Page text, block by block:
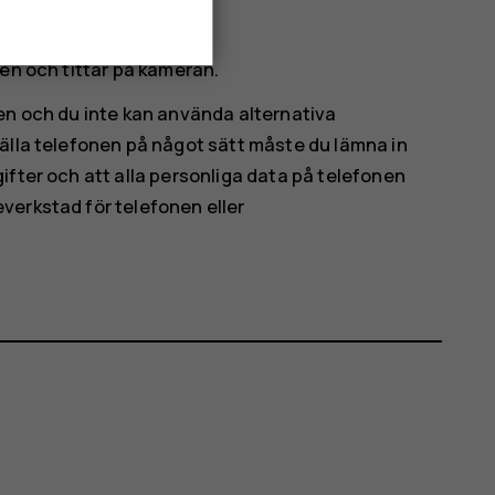
och tittar på kameran.
och du inte kan använda alternativa
telefonen på något sätt måste du lämna in
och att alla personliga data på telefonen
för telefonen eller